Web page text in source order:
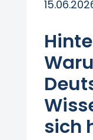
sich